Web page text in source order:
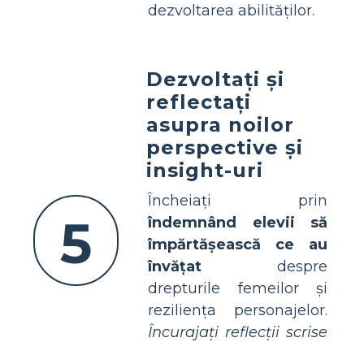
dezvoltarea abilităților.
5
Dezvoltați și
reflectați
asupra noilor
perspective și
insight-uri
Încheiați prin
îndemnând elevii să
împărtășească ce au
învățat despre
drepturile femeilor și
reziliența personajelor.
Încurajați reflecții scrise